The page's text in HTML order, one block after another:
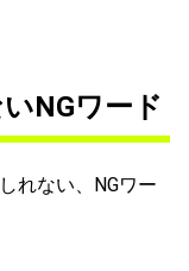
NGワード
れない、NGワー